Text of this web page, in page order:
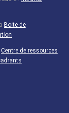
Boite de
Centre de ressources